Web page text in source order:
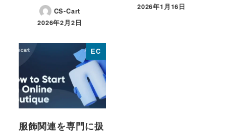
CS-Cart
投稿日
2026年2月2日
投稿日
2026年1月16日
EC
服飾関連を専門に扱